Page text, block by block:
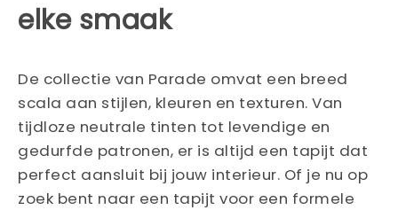
elke smaak
De collectie van Parade omvat een breed
scala aan stijlen, kleuren en texturen. Van
tijdloze neutrale tinten tot levendige en
gedurfde patronen, er is altijd een tapijt dat
perfect aansluit bij jouw interieur. Of je nu op
zoek bent naar een tapijt voor een formele